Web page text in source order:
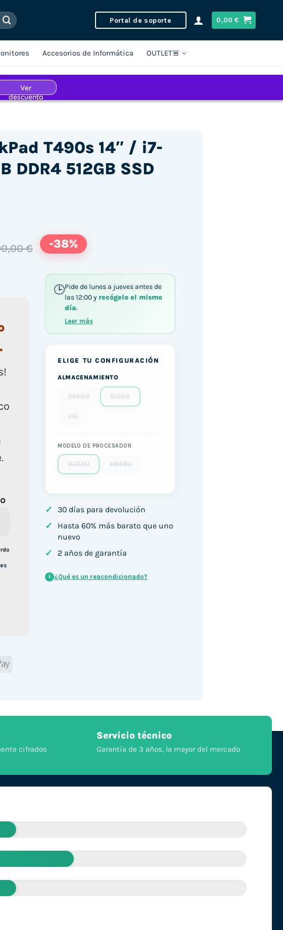
Portal de soporte 0,00€
Accesorios de Informática OUTLET🚨
T490s 14″ / i7-
DDR4 512GB SSD
€ -38%
Apple
Pide de lunes a jueves antes de
las 12:00 y recógelo el mismo
día.
Leer más
ELIGE TU CONFIGURACIÓN
ALMACENAMIENTO
256GB 512GB
1TB
MODELO DE PROCESADOR
8565U 8665U
✓ 30 días para devolución
✓
Hasta 60% más barato que uno
nuevo
✓ 2 años de garantía
i ¿Qué es un reacondicionado?
cifrados
Servicio técnico
Garantía de 3 años, la mayor del mercado